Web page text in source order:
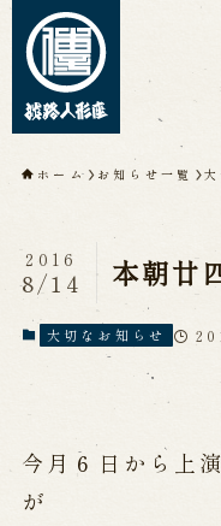
トップペ
淡路人形
淡路人形座とは
人間国宝 故鶴
淡路人形座の
淡路人形座で研
淡路人形浄瑠
公演情報
ホーム お知らせ一覧
本朝廿
2016
8/14
大切なお知らせ
今月６日から上
が